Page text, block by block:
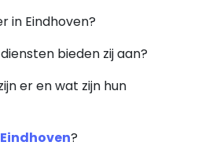
in Eindhoven?
bieden zij aan?
er en wat zijn hun
?